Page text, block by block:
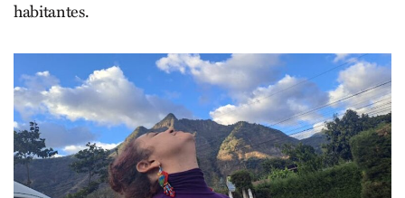
habitantes.